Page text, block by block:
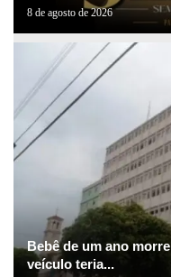
8 de agosto de 2026
Bebê de um ano
veículo teria...